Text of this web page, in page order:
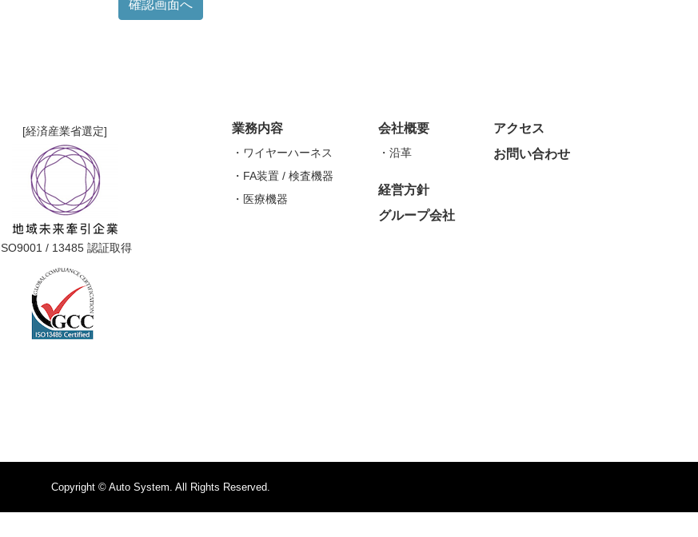
[経済産業省選定]
ISO9001 / 13485 認証取得
業務内容
ワイヤーハーネス
FA装置 / 検査機器
医療機器
会社概要
沿革
経営方針
グループ会社
アクセス
お問い合わせ
Copyright © Auto System. All Rights Reserved.